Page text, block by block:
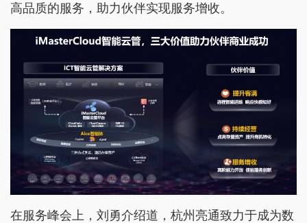
高品质的服务，助力伙伴实现服务增收。
在服务峰会上，刘勇介绍道，杭州亮通致力于成为数